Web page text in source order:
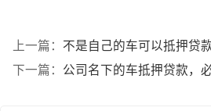
上一篇： 不是自己的车可以抵押贷款
下一篇： 公司名下的车抵押贷款，